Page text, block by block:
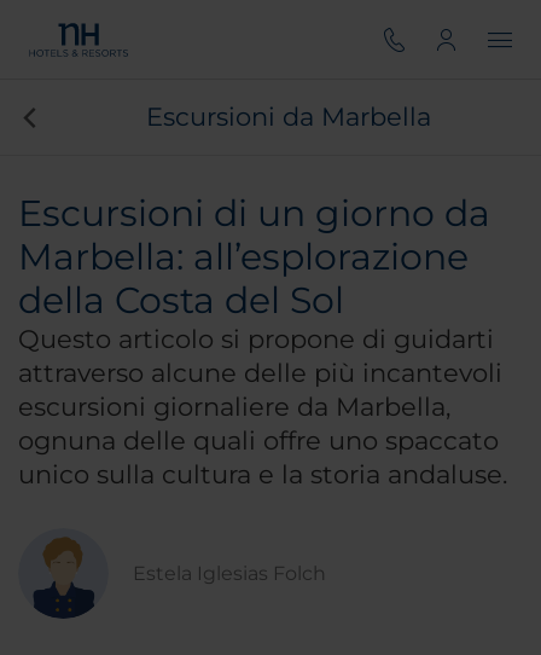
Escursioni da Marbella
Escursioni di un giorno da
Marbella: all’esplorazione
della Costa del Sol
Questo articolo si propone di guidarti
attraverso alcune delle più incantevoli
escursioni giornaliere da Marbella,
ognuna delle quali offre uno spaccato
unico sulla cultura e la storia andaluse.
Estela Iglesias Folch